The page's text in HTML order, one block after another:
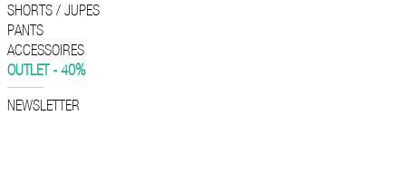
SHORTS / JUPES
PANTS
ACCESSOIRES
OUTLET - 40%
NEWSLETTER